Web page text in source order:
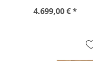
4.699,00 € *